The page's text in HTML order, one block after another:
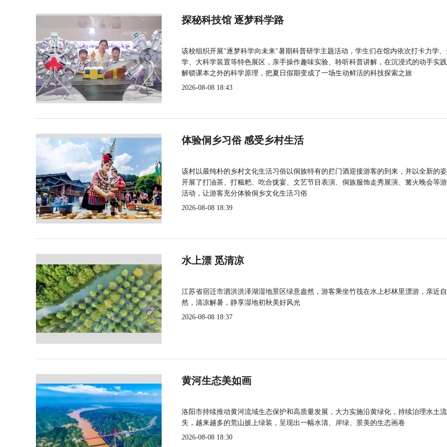
探秘科技馆 逐梦科学路
该校组织开展"逐梦科学向未来"暑期科普研学主题活动，学生们在馆内依次打卡力学
学、大科学装置等特色展区，亲手操作趣味实验、聆听科普讲解，在沉浸式的动手实
解锁课本之外的科学原理，把夏日假期变成了一场生动鲜活的科技探索之旅
2026-08-08 18:43
体验侗乡习俗 感受乡村生活
该村以最纯朴的乡村文化生活习俗以侗族特有的拦门酒迎接游客的到来，并以全新的
开展了打油茶、打糍粑、吃合拢宴、文艺节目表演、侗族服饰走秀展演、篝火晚会等
活动，让游客充分体验侗乡文化生活习俗
2026-08-08 18:39
水上漂 觅清凉
江苏省宿迁市泗洪洪泽湖湿地景区绿意盎然，游客乘坐竹筏在水上杉林里漂游，亲近自
然，清凉解暑，静享湿地初秋美好风光
2026-08-08 18:37
黄河生态美如画
洛阳市持续推动黄河流域生态保护和高质量发展，大力实施沿黄绿化，持续治理水土流
失，越来越多的荒山披上绿装，呈现出一幅水清、岸绿、景美的生态画卷
2026-08-08 18:30